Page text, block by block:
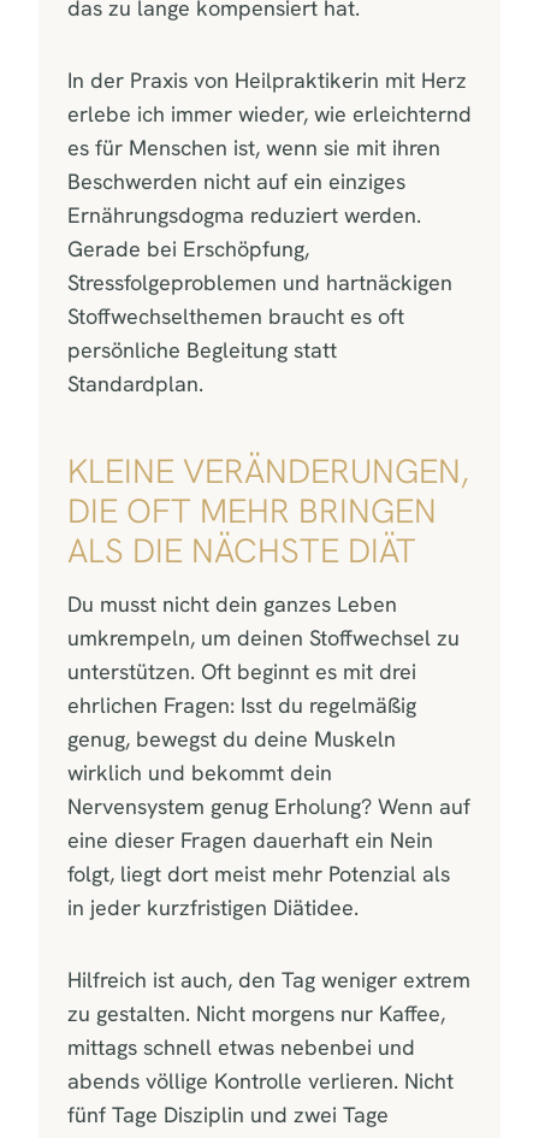
das zu lange kompensiert hat.
In der Praxis von Heilpraktikerin mit Herz
erlebe ich immer wieder, wie erleichternd
es für Menschen ist, wenn sie mit ihren
Beschwerden nicht auf ein einziges
Ernährungsdogma reduziert werden.
Gerade bei Erschöpfung,
Stressfolgeproblemen und hartnäckigen
Stoffwechselthemen braucht es oft
persönliche Begleitung statt
Standardplan.
KLEINE VERÄNDERUNGEN,
DIE OFT MEHR BRINGEN
ALS DIE NÄCHSTE DIÄT
Du musst nicht dein ganzes Leben
umkrempeln, um deinen Stoffwechsel zu
unterstützen. Oft beginnt es mit drei
ehrlichen Fragen: Isst du regelmäßig
genug, bewegst du deine Muskeln
wirklich und bekommt dein
Nervensystem genug Erholung? Wenn auf
eine dieser Fragen dauerhaft ein Nein
folgt, liegt dort meist mehr Potenzial als
in jeder kurzfristigen Diätidee.
Hilfreich ist auch, den Tag weniger extrem
zu gestalten. Nicht morgens nur Kaffee,
mittags schnell etwas nebenbei und
abends völlige Kontrolle verlieren. Nicht
fünf Tage Disziplin und zwei Tage